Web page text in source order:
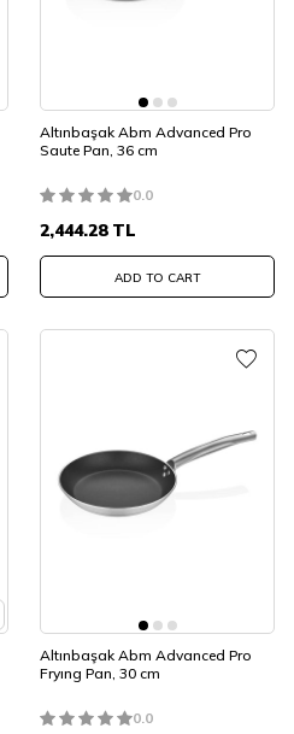
Altınbaşak Abm Advanced Pro
Saute Pan, 36 cm
0.0
2,444.28TL
ADD TO CART
Altınbaşak Abm Advanced Pro
Fryıng Pan, 30 cm
0.0